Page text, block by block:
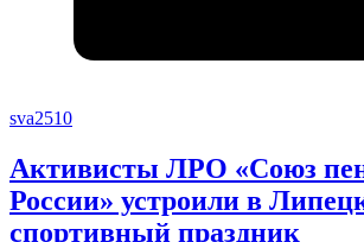
sva2510
Активисты ЛРО «Союз
России» устроили в
спортивный праздник